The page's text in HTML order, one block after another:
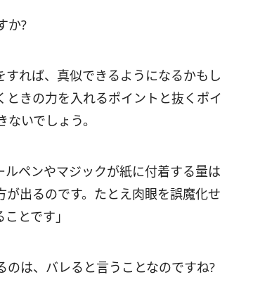
か?
すれば、真似できるようになるかもし
きの力を入れるポイントと抜くポイ
いでしょう。
ペンやマジックが紙に付着する量は
出るのです。たとえ肉眼を誤魔化せ
とです」
は、バレると言うことなのですね?